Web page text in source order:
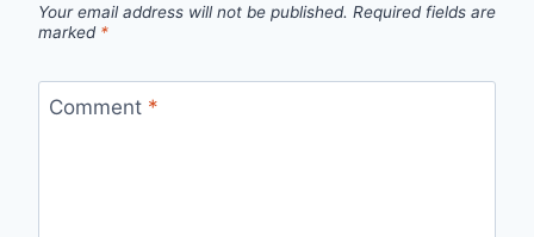
Your email address will not be published. Required fields are
marked *
Comment *